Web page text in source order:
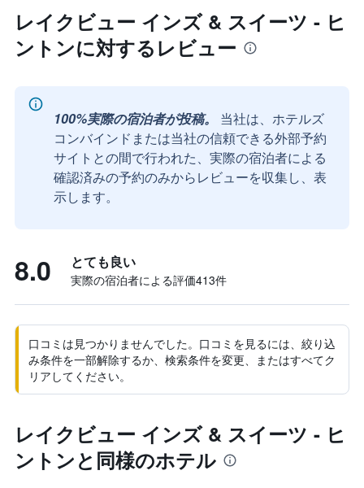
レイクビュー インズ & スイーツ - ヒ
ントンに対するレビュー
100%実際の宿泊者が投稿。
当社は、ホテルズ
コンバインドまたは当社の信頼できる外部予約
サイトとの間で行われた、実際の宿泊者による
確認済みの予約のみからレビューを収集し、表
示します。
8.0 とても良い
実際の宿泊者による評価413​件
口コミは見つかりませんでした。口コミを見るには、絞り込
み条件を一部解除するか、検索条件を変更、またはすべてク
リアしてください。
レイクビュー インズ & スイーツ - ヒ
ントンと同様のホテル